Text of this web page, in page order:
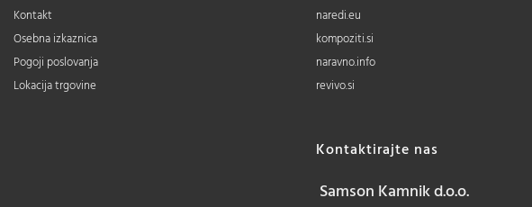
Kontakt
Osebna izkaznica
Pogoji poslovanja
Lokacija trgovine
naredi.eu
kompoziti.si
naravno.info
revivo.si
Kontaktirajte nas
Samson Kamnik d.o.o.